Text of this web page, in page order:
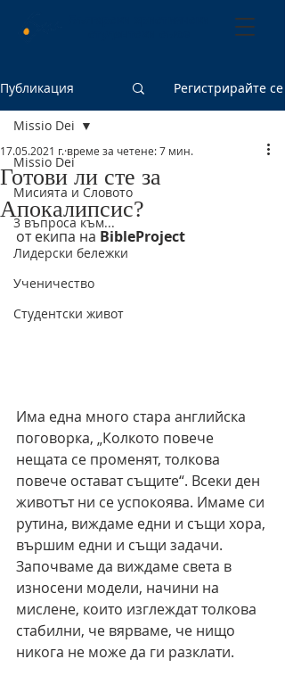
Публикация Регистрирайте се
Missio Dei
Мисията и Словото
3 въпроса към...
Лидерски бележки
Ученичество
Студентски живот
Missio Dei
Готови ли сте за
Апокалипсис?
17.05.2021 г. време за четене: 7 мин.
от екипа на BibleProject
Има една много стара английска
поговорка, „Колкото повече
нещата се променят, толкова
повече остават същите“. Всеки ден
животът ни се успокоява. Имаме си
рутина, виждаме едни и същи хора,
вършим едни и същи задачи.
Започваме да виждаме света в
износени модели, начини на
мислене, които изглеждат толкова
стабилни, че вярваме, че нищо
никога не може да ги разклати.